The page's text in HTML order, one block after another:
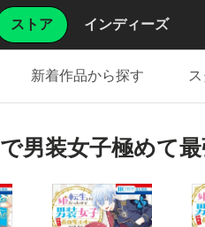
ストア インディーズ
新着作品から探す
男装女子極めて最